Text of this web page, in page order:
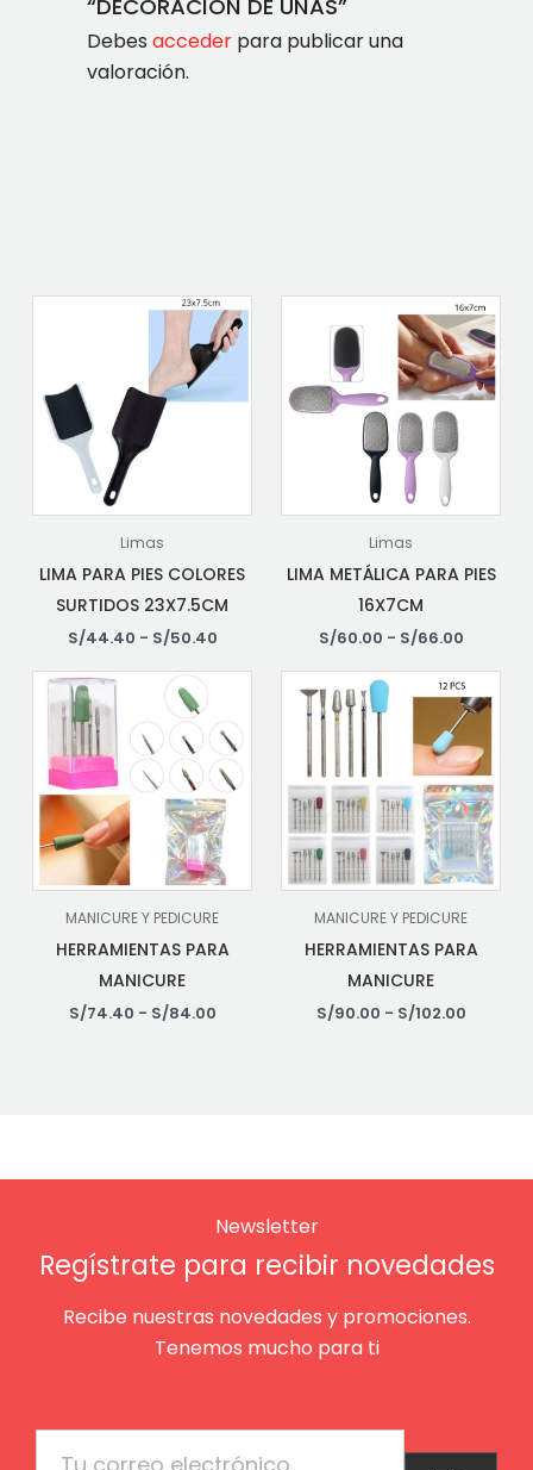
“DECORACION DE UÑAS”
Debes accederpara publicar una
valoración.
Limas
LIMA PARA PIES COLORES
SURTIDOS 23X7.5CM
S/44.40 - S/50.40
Limas
LIMA METÁLICA PARA PIES
16X7CM
S/60.00 - S/66.00
MANICURE Y PEDICURE
HERRAMIENTAS PARA
MANICURE
S/74.40 - S/84.00
MANICURE Y PEDICURE
HERRAMIENTAS PARA
MANICURE
S/90.00 - S/102.00
Newsletter
Regístrate para recibir novedades
Recibe nuestras novedades y promociones.
Tenemos mucho para ti
Enviar